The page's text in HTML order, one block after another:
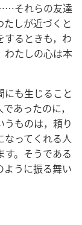
それらの友達
しが近づくと
るときも，わ
わたしの心は本
にも生じること
あったのに，
ものは，頼り
なってくれる人
。そうである
ように振る舞い